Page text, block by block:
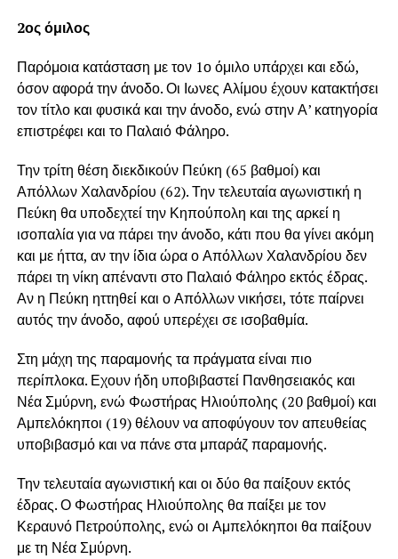
2ος όμιλος
Παρόμοια κατάσταση με τον 1ο όμιλο υπάρχει και εδώ,
όσον αφορά την άνοδο. Οι Ιωνες Αλίμου έχουν κατακτήσει
τον τίτλο και φυσικά και την άνοδο, ενώ στην Α’ κατηγορία
επιστρέφει και το Παλαιό Φάληρο.
Την τρίτη θέση διεκδικούν Πεύκη (65 βαθμοί) και
Απόλλων Χαλανδρίου (62). Την τελευταία αγωνιστική η
Πεύκη θα υποδεχτεί την Κηπούπολη και της αρκεί η
ισοπαλία για να πάρει την άνοδο, κάτι που θα γίνει ακόμη
και με ήττα, αν την ίδια ώρα ο Απόλλων Χαλανδρίου δεν
πάρει τη νίκη απέναντι στο Παλαιό Φάληρο εκτός έδρας.
Αν η Πεύκη ηττηθεί και ο Απόλλων νικήσει, τότε παίρνει
αυτός την άνοδο, αφού υπερέχει σε ισοβαθμία.
Στη μάχη της παραμονής τα πράγματα είναι πιο
περίπλοκα. Εχουν ήδη υποβιβαστεί Πανθησειακός και
Νέα Σμύρνη, ενώ Φωστήρας Ηλιούπολης (20 βαθμοί) και
Αμπελόκηποι (19) θέλουν να αποφύγουν τον απευθείας
υποβιβασμό και να πάνε στα μπαράζ παραμονής.
Την τελευταία αγωνιστική και οι δύο θα παίξουν εκτός
έδρας. Ο Φωστήρας Ηλιούπολης θα παίξει με τον
Κεραυνό Πετρούπολης, ενώ οι Αμπελόκηποι θα παίξουν
με τη Νέα Σμύρνη.